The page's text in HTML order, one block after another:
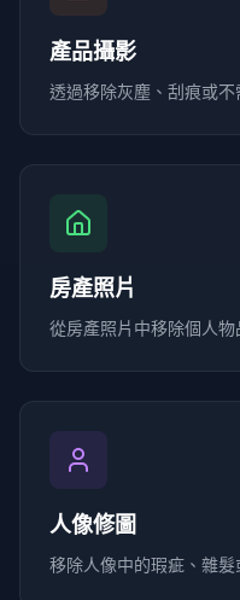
產品攝影
透過移除灰塵、刮痕或不
房產照片
從房產照片中移除個人
人像修圖
移除人像中的瑕疵、雜髮